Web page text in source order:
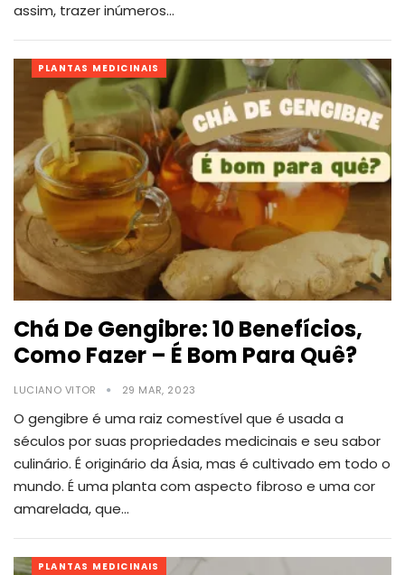
assim, trazer inúmeros…
PLANTAS MEDICINAIS
Chá De Gengibre: 10 Benefícios,
Como Fazer – É Bom Para Quê?
LUCIANO VITOR 29 MAR, 2023
O gengibre é uma raiz comestível que é usada a
séculos por suas propriedades medicinais e seu sabor
culinário. É originário da Ásia, mas é cultivado em todo o
mundo. É uma planta com aspecto fibroso e uma cor
amarelada, que…
PLANTAS MEDICINAIS